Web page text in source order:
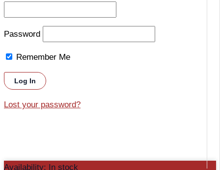
Password
Remember Me
Lost your password?
Availability: In stock
Buton